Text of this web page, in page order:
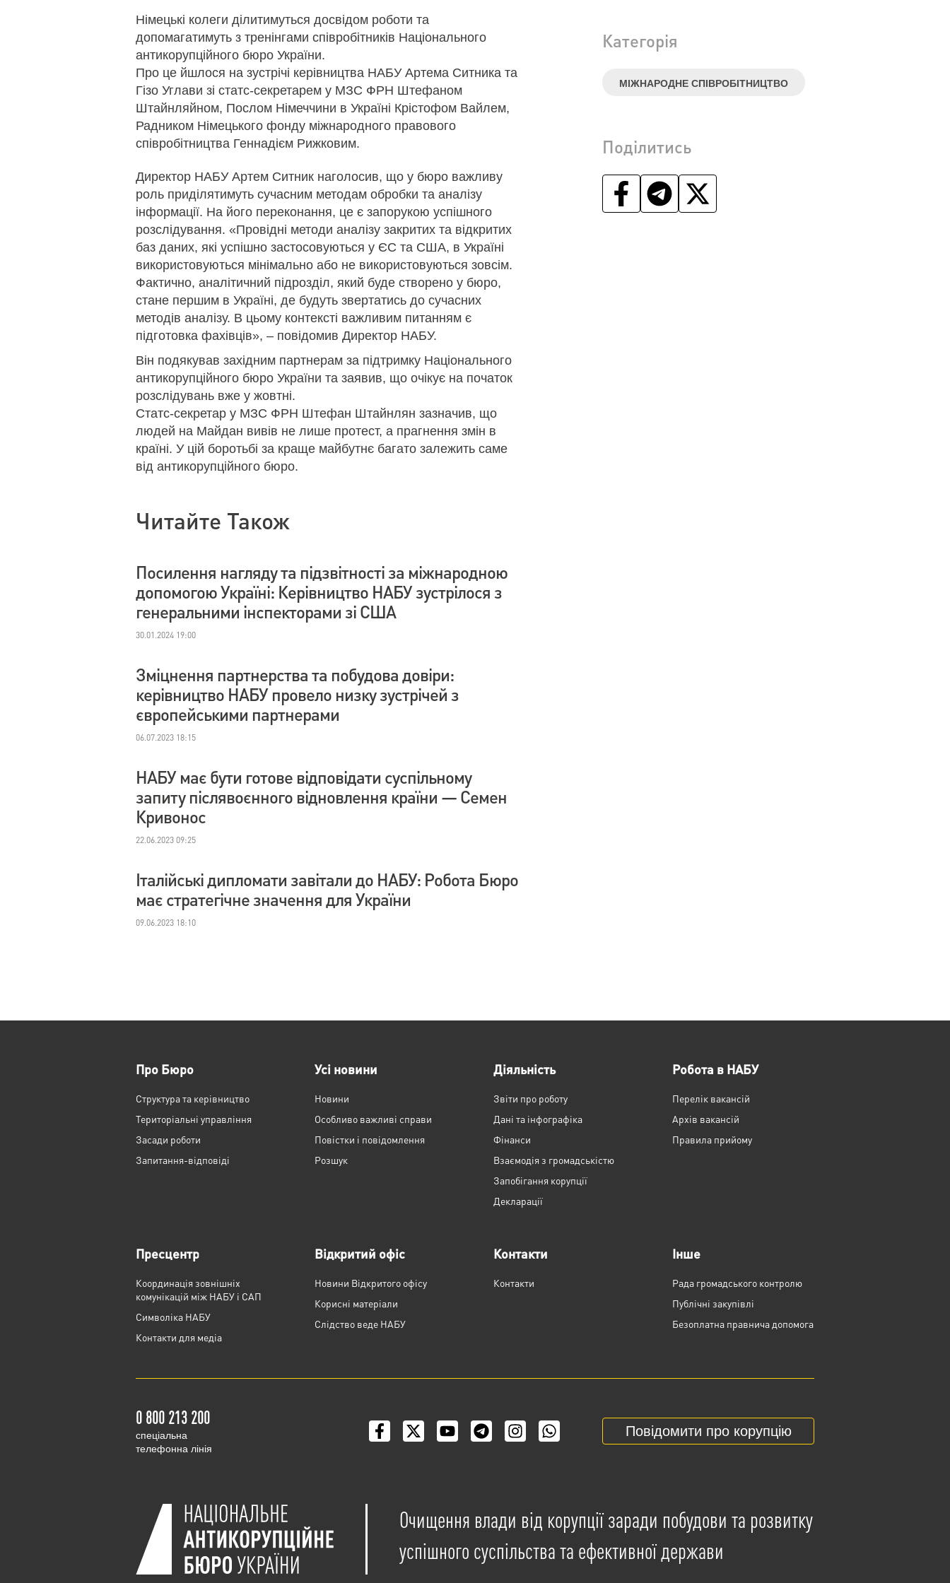
Категорія
МІЖНАРОДНЕ СПІВРОБІТНИЦТВО
Поділитись
Німецькі колеги ділитимуться досвідом роботи та
допомагатимуть з тренінгами співробітників Національного
антикорупційного бюро України.
Про це йшлося на зустрічі керівництва НАБУ Артема Ситника та
Гізо Углави зі статс-секретарем у МЗС ФРН Штефаном
Штайнляйном, Послом Німеччини в Україні Крістофом Вайлем,
Радником Німецького фонду міжнародного правового
співробітництва Геннадієм Рижковим.
Директор НАБУ Артем Ситник наголосив, що у бюро важливу
роль приділятимуть сучасним методам обробки та аналізу
інформації. На його переконання, це є запорукою успішного
розслідування. «Провідні методи аналізу закритих та відкритих
баз даних, які успішно застосовуються у ЄС та США, в Україні
використовуються мінімально або не використовуються зовсім.
Фактично, аналітичний підрозділ, який буде створено у бюро,
стане першим в Україні, де будуть звертатись до сучасних
методів аналізу. В цьому контексті важливим питанням є
підготовка фахівців», – повідомив Директор НАБУ.
Він подякував західним партнерам за підтримку Національного
антикорупційного бюро України та заявив, що очікує на початок
розслідувань вже у жовтні.
Статс-секретар у МЗС ФРН Штефан Штайнлян зазначив, що
людей на Майдан вивів не лише протест, а прагнення змін в
країні. У цій боротьбі за краще майбутнє багато залежить саме
від антикорупційного бюро.
Читайте Також
Посилення нагляду та підзвітності за міжнародною
допомогою Україні: Керівництво НАБУ зустрілося з
генеральними інспекторами зі США
30.01.2024 19:00
Зміцнення партнерства та побудова довіри:
керівництво НАБУ провело низку зустрічей з
європейськими партнерами
06.07.2023 18:15
НАБУ має бути готове відповідати суспільному
запиту післявоєнного відновлення країни — Семен
Кривонос
22.06.2023 09:25
Італійські дипломати завітали до НАБУ: Робота Бюро
має стратегічне значення для України
09.06.2023 18:10
Про Бюро
Структура та керівництво
Територіальні управління
Засади роботи
Запитання-відповіді
Усі новини
Новини
Особливо важливі справи
Повістки і повідомлення
Розшук
Діяльність
Звіти про роботу
Дані та інфографіка
Фінанси
Взаємодія з громадськістю
Запобігання корупції
Декларації
Робота в НАБУ
Перелік вакансій
Архів вакансій
Правила прийому
Пресцентр
Координація зовнішніх
комунікацій між НАБУ і САП
Cимволіка НАБУ
Контакти для медіа
Відкритий офіс
Новини Відкритого офісу
Корисні матеріали
Слідство веде НАБУ
Контакти
Контакти
Інше
Рада громадського контролю
Публічні закупівлі
Безоплатна правнича допомога
0 800 213 200
cпеціальна
телефонна лінія
Повідомити про корупцію
Очищення влади від корупції заради побудови та розвитку
успішного суспільства та ефективної держави